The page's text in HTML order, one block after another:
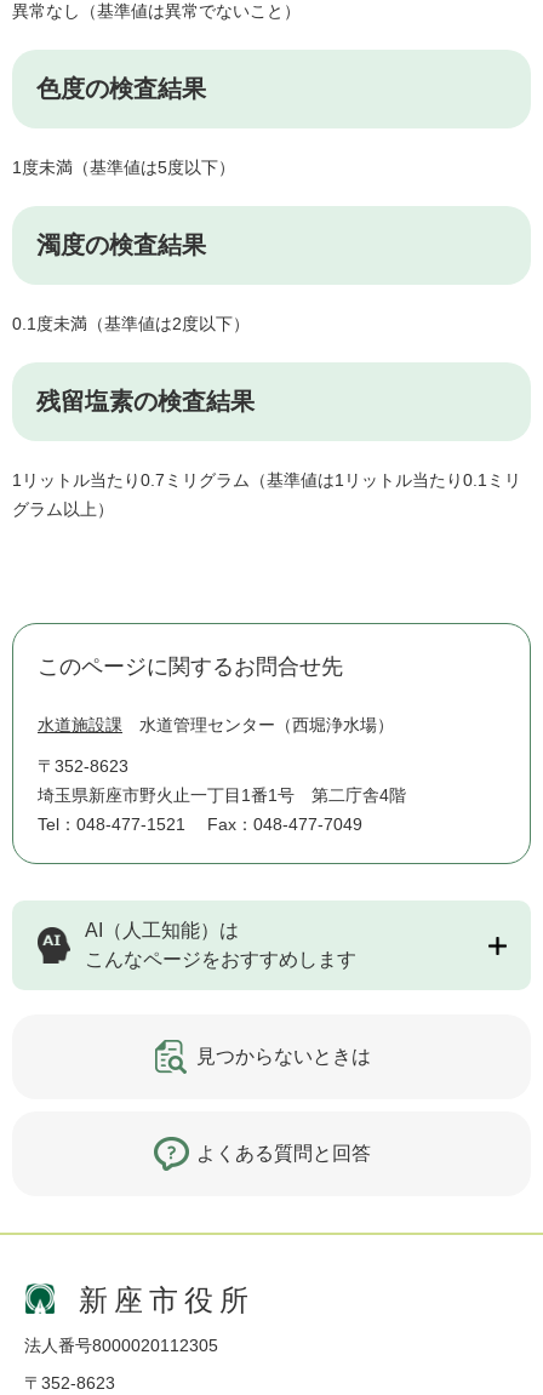
異常なし（基準値は異常でないこと）
色度の検査結果
1度未満（基準値は5度以下）
濁度の検査結果
0.1度未満（基準値は2度以下）
残留塩素の検査結果
1リットル当たり0.7ミリグラム（基準値は1リットル当たり0.1ミリ
グラム以上）
このページに関するお問合せ先
水道施設課 水道管理センター（西堀浄水場）
〒352-8623
埼玉県新座市野火止一丁目1番1号 第二庁舎4階
Tel：048-477-1521
Fax：048-477-7049
AI（人工知能）は
こんなページをおすすめします
見つからないときは
よくある質問と回答
新座市役所
法人番号8000020112305
〒352-8623